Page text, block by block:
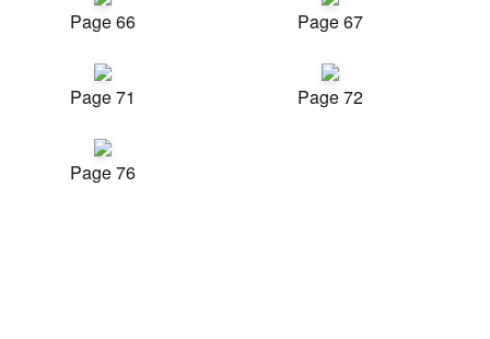
Page 66 Page 67
Page 71 Page 72
Page 76